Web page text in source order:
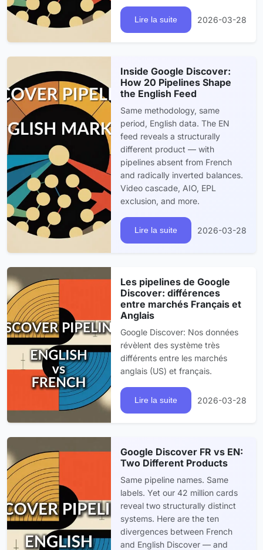
Lire la suite 2026-03-28
Inside Google Discover:
How 20 Pipelines Shape
the English Feed
Same methodology, same
period, English data. The EN
feed reveals a structurally
different product — with
pipelines absent from French
and radically inverted balances.
Video cascade, AIO, EPL
exclusion, and more.
Lire la suite 2026-03-28
Les pipelines de Google
Discover: différences
entre marchés Français et
Anglais
Google Discover: Nos données
révèlent des système très
différents entre les marchés
anglais (US) et français.
Lire la suite 2026-03-28
Google Discover FR vs EN:
Two Different Products
Same pipeline names. Same
labels. Yet our 42 million cards
reveal two structurally distinct
systems. Here are the ten
divergences between French
and English Discover — and